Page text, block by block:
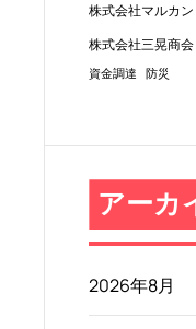
株式会社マルカン
株式会社三晃商会
資金調達 防災
アーカ
2026年8月